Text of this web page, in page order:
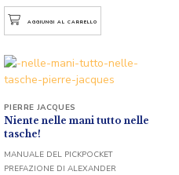
AGGIUNGI AL CARRELLO
Niente nelle mani tutto nelle
tasche!
PIERRE JACQUES
MANUALE DEL PICKPOCKET
PREFAZIONE DI ALEXANDER